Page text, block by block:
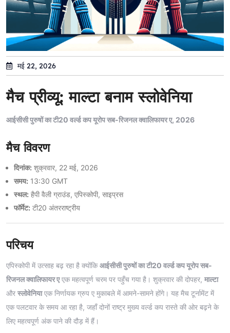
मई 22, 2026
मैच प्रीव्यू: माल्टा बनाम स्लोवेनिया
आईसीसी पुरुषों का टी20 वर्ल्ड कप यूरोप सब-रिजनल क्वालिफायर ए, 2026
मैच विवरण
दिनांक: शुक्रवार, 22 मई, 2026
समय: 13:30 GMT
स्थल: हैपी वैली ग्राउंड, एपिस्कोपी, साइप्रस
फॉर्मेट: टी20 अंतरराष्ट्रीय
परिचय
एपिस्कोपी में उत्साह बढ़ रहा है क्योंकिआईसीसी पुरुषों का टी20 वर्ल्ड कप यूरोप सब-
रिजनल क्वालिफायर एएक महत्वपूर्ण चरम पर पहुँच गया है। शुक्रवार की दोपहर, माल्टा
और स्लोवेनियाएक निर्णायक ग्रुप ए मुकाबले में आमने-सामने होंगे। यह मैच टूर्नामेंट में
एक पलटवार के समय आ रहा है, जहाँ दोनों राष्ट्र मुख्य वर्ल्ड कप रास्ते की ओर बढ़ने के
लिए महत्वपूर्ण अंक पाने की दौड़ में हैं।